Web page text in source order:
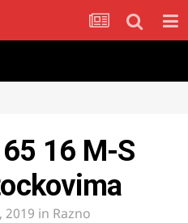
16 M-S
2019 in Razno